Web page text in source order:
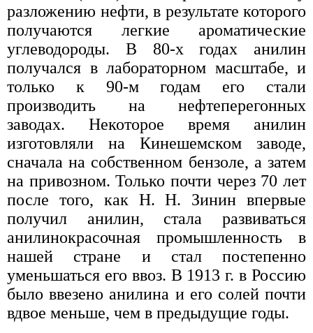
разложению нефти, в результате которого
получаются легкие ароматические
углеводороды. В 80-х годах анилин
получался в лабораторном масштабе, и
только к 90-м годам его стали
производить на нефтеперегонных
заводах. Некоторое время анилин
изготовляли на Кинешемском заводе,
сначала на собственном бензоле, а затем
на привозном. Только почти через 70 лет
после того, как Н. Н. Зинин впервые
получил анилин, стала развиваться
анилинокрасочная промышленность в
нашей стране и стал постепенно
уменьшаться его ввоз. В 1913 г. в Россию
было ввезено анилина и его солей почти
вдвое меньше, чем в предыдущие годы.